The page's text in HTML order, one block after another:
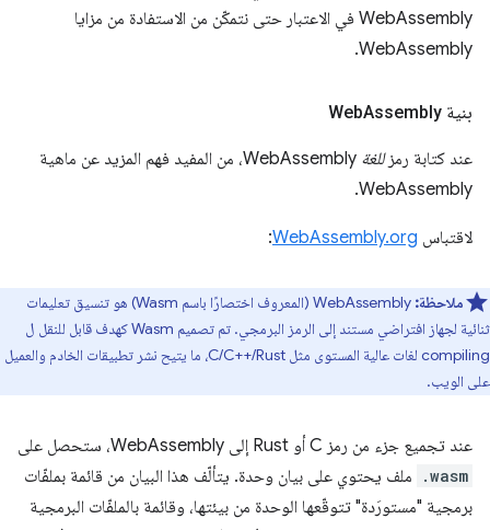
WebAssembly في الاعتبار حتى نتمكّن من الاستفادة من مزايا
WebAssembly.
بنية Web Assembly
عند كتابة رمزللغة
WebAssembly، من المفيد فهم المزيد عن ماهية
WebAssembly.
لاقتباس WebAssembly.org
:
ملاحظة:
WebAssembly (المعروف اختصارًا باسم Wasm) هو تنسيق تعليمات
ثنائية لجهاز افتراضي مستند إلى الرمز البرمجي. تم تصميم Wasm كهدف قابل للنقل ل
compiling لغات عالية المستوى مثل C/C++/Rust، ما يتيح نشر تطبيقات الخادم والعميل
على الويب.
عند تجميع جزء من رمز C أو Rust إلى WebAssembly، ستحصل على
.wasm
ملف يحتوي على بيان وحدة. يتألّف هذا البيان من قائمة بملفّات
برمجية "مستورَدة" تتوقّعها الوحدة من بيئتها، وقائمة بالملفّات البرمجية